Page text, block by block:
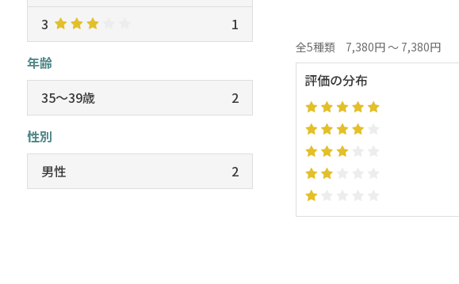
全5種類 7,380円 ～ 7,380円
評価の分布
3
1
年齢
35～39歳
2
性別
男性
2